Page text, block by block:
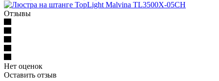
Отзывы
Нет оценок
Оставить отзыв